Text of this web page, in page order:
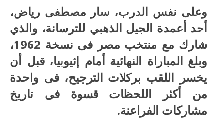
وعلى نفس الدرب، سار مصطفى رياض،
أحد أعمدة الجيل الذهبي للترسانة، والذي
شارك مع منتخب مصر فى نسخة 1962،
وبلغ المباراة النهائية أمام إثيوبيا، قبل أن
يخسر اللقب بركلات الترجيح، فى واحدة
من أكثر اللحظات قسوة فى تاريخ
مشاركات الفراعنة.